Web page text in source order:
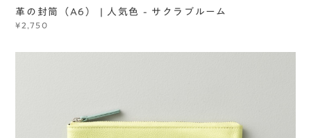
革の封筒（A6） | 人気色 - サクラブルーム
¥2,750